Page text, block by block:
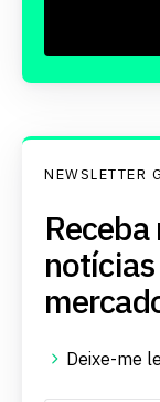
NEWSLETTER
Deixe-me